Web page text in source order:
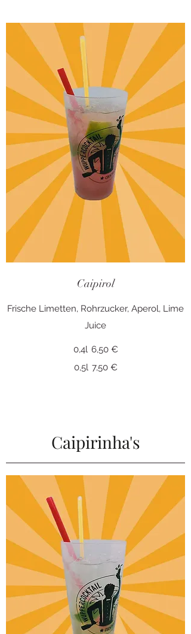
Caipirol
Frische Limetten, Rohrzucker, Aperol, Lime
Juice
0,4l 6,50 €
0,5l 7,50 €
Caipirinha's